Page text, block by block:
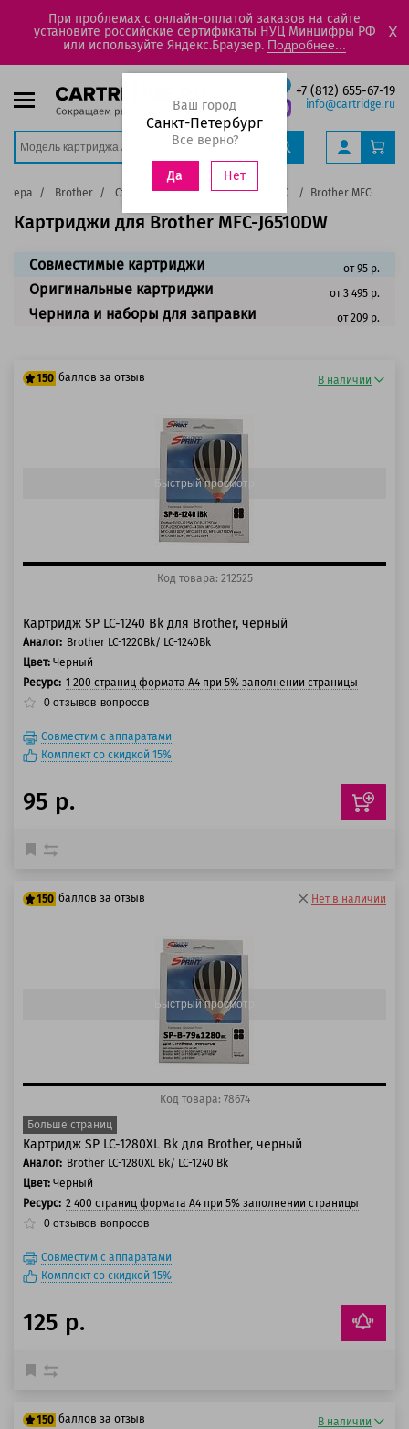
При проблемах с онлайн-оплатой заказов на сайте
установите российские сертификаты НУЦ Минцифры РФ
или используйте Яндекс.Браузер. Подробнее...
X
+7 (812) 655-67-19
info@cartridge.ru
Ваш город
Санкт-Петербург
Все верно?
Да Нет
Brother Струйные принтеры, МФУ MFC Brother MFC-
Картриджи для Brother MFC-J6510DW
Совместимые картриджи от 95 р.
Оригинальные картриджи от 3 495 р.
Чернила и наборы для заправки от 209 р.
150 баллов за отзыв В наличии
Быстрый просмотр
Код товара: 212525
Картридж SP LC-1240 Bk для Brother, черный
Аналог: Brother LC-1220Bk/ LC-1240Bk
Цвет: Черный
Ресурс: 1 200 страниц формата А4 при 5% заполнении страницы
0 отзывов вопросов
Совместим с аппаратами
Комплект со скидкой 15%
95 р.
150 баллов за отзыв Нет в наличии
Быстрый просмотр
Код товара: 78674
Больше страниц
Картридж SP LC-1280XL Bk для Brother, черный
Аналог: Brother LC-1280XL Bk/ LC-1240 Bk
Цвет: Черный
Ресурс: 2 400 страниц формата А4 при 5% заполнении страницы
0 отзывов вопросов
Совместим с аппаратами
Комплект со скидкой 15%
125 р.
150 баллов за отзыв В наличии